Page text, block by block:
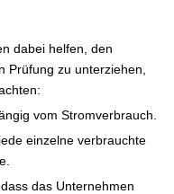
dabei helfen, den
Prüfung zu unterziehen,
vom Stromverbrauch.
einzelne verbrauchte
das Unternehmen